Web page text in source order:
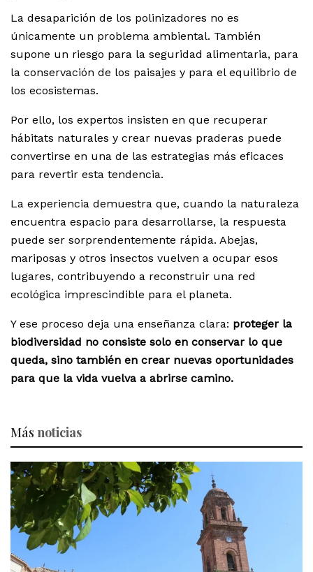
La desaparición de los polinizadores no es
únicamente un problema ambiental. También
supone un riesgo para la seguridad alimentaria, para
la conservación de los paisajes y para el equilibrio de
los ecosistemas.
Por ello, los expertos insisten en que recuperar
hábitats naturales y crear nuevas praderas puede
convertirse en una de las estrategias más eficaces
para revertir esta tendencia.
La experiencia demuestra que, cuando la naturaleza
encuentra espacio para desarrollarse, la respuesta
puede ser sorprendentemente rápida. Abejas,
mariposas y otros insectos vuelven a ocupar esos
lugares, contribuyendo a reconstruir una red
ecológica imprescindible para el planeta.
Y ese proceso deja una enseñanza clara: proteger la
biodiversidad no consiste solo en conservar lo que
queda, sino también en crear nuevas oportunidades
para que la vida vuelva a abrirse camino.
Más noticias